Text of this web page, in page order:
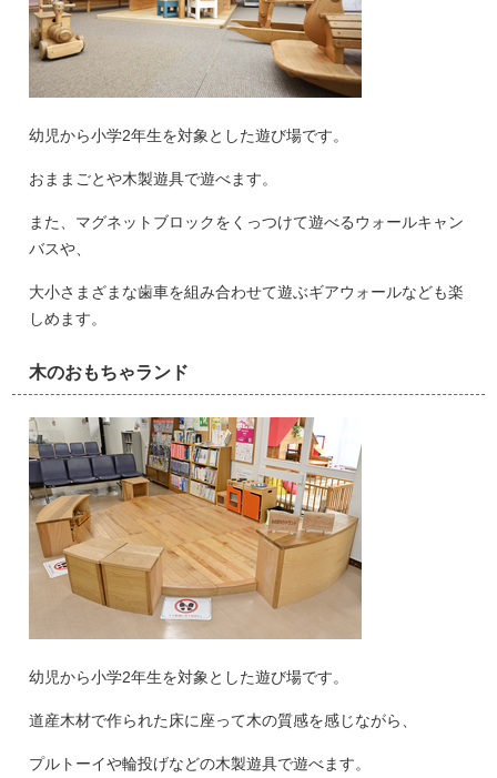
幼児から小学2年生を対象とした遊び場です。
おままごとや木製遊具で遊べます。
また、マグネットブロックをくっつけて遊べるウォールキャン
バスや、
大小さまざまな歯車を組み合わせて遊ぶギアウォールなども楽
しめます。
木のおもちゃランド
幼児から小学2年生を対象とした遊び場です。
道産木材で作られた床に座って木の質感を感じながら、
プルトーイや輪投げなどの木製遊具で遊べます。